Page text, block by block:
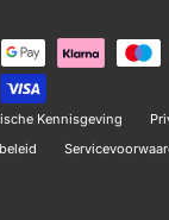
Kennisgeving